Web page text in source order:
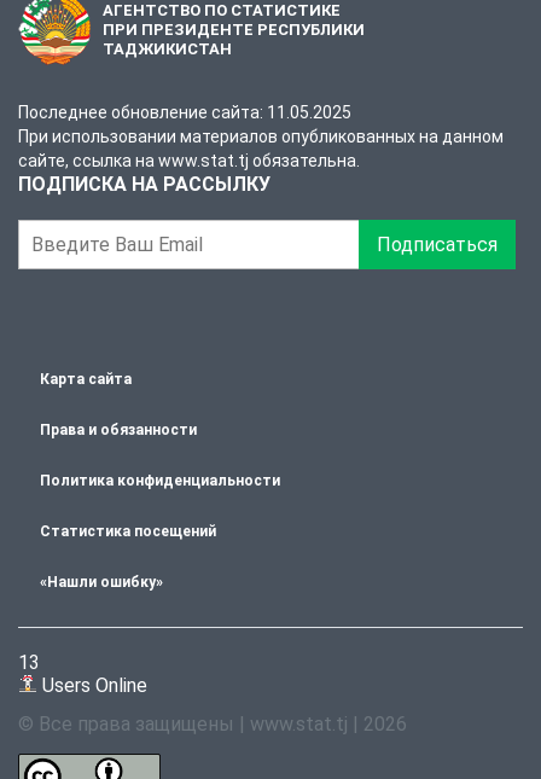
АГЕНТСТВО ПО СТАТИСТИКЕ
ПРИ ПРЕЗИДЕНТЕ РЕСПУБЛИКИ
ТАДЖИКИСТАН
Последнее обновление сайта: 11.05.2025
При использовании материалов опубликованных на данном
сайте, ссылка на www.stat.tj обязательна.
ПОДПИСКА НА РАССЫЛКУ
Подписаться
Карта сайта
Права и обязанности
Политика конфиденциальности
Статистика посещений
«Нашли ошибку»
13
Users Online
© Все права защищены | www.stat.tj | 2026